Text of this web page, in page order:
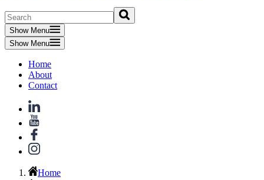
Show Menu
Show Menu
Home
About
Contact
Home